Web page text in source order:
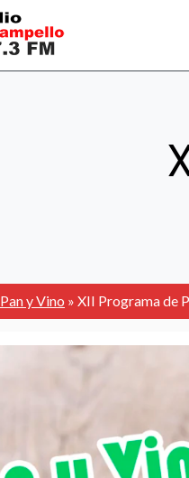
Pan y Vino » XII Programa de